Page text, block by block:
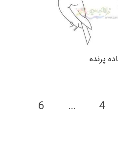
پرنده
4
…
6